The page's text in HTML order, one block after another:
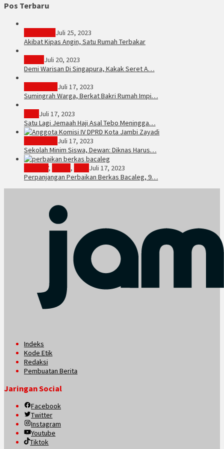
Pos Terbaru
Juli 25, 2023
Akibat Kipas Angin, Satu Rumah Terbakar
Juli 20, 2023
Demi Warisan Di Singapura, Kakak Seret A…
Juli 17, 2023
Sumingrah Warga, Berkat Bakri Rumah Impi…
Juli 17, 2023
Satu Lagi Jemaah Haji Asal Tebo Meningga…
Juli 17, 2023
Sekolah Minim Siswa, Dewan: Diknas Harus…
, ,
Juli 17, 2023
Perpanjangan Perbaikan Berkas Bacaleg, 9…
Indeks
Kode Etik
Redaksi
Pembuatan Berita
Jaringan Social
Facebook
Twitter
Instagram
Youtube
Tiktok